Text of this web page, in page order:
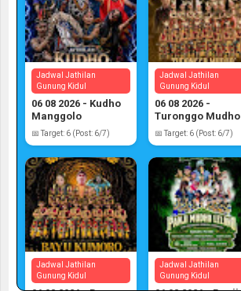
Jadwal Jathilan
Gunung Kidul
06 08 2026 - Kudho
Manggolo
📅 Target: 6 (Post: 6/7)
Jadwal Jathilan
Gunung Kidul
06 08 2026 -
Turonggo Mudho
📅 Target: 6 (Post: 6/7)
Jadwal Jathilan
Gunung Kidul
Jadwal Jathilan
Gunung Kidul